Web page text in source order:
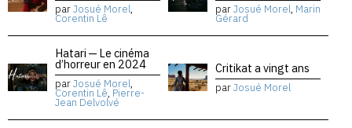
parJosué Morel,
Corentin Lê
parJosué Morel, Marin
Gérard
Hatari — Le cinéma
d’horreur en 2024
parJosué Morel,
Corentin Lê, Pierre-
Jean Delvolvé
Critikat a vingt ans
parJosué Morel